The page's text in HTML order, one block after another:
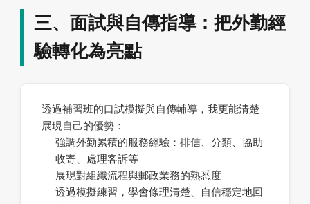
三、面試與自傳指導：把外勤經
驗轉化為亮點
透過補習班的口試模擬與自傳輔導，我更能清楚
展現自己的優勢：
強調外勤累積的服務經驗：排信、分類、協助
收寄、處理客訴等
展現對組織流程與郵政業務的熟悉度
透過模擬練習，學會條理清楚、自信穩定地回